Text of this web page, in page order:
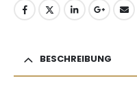
BESCHREIBUNG